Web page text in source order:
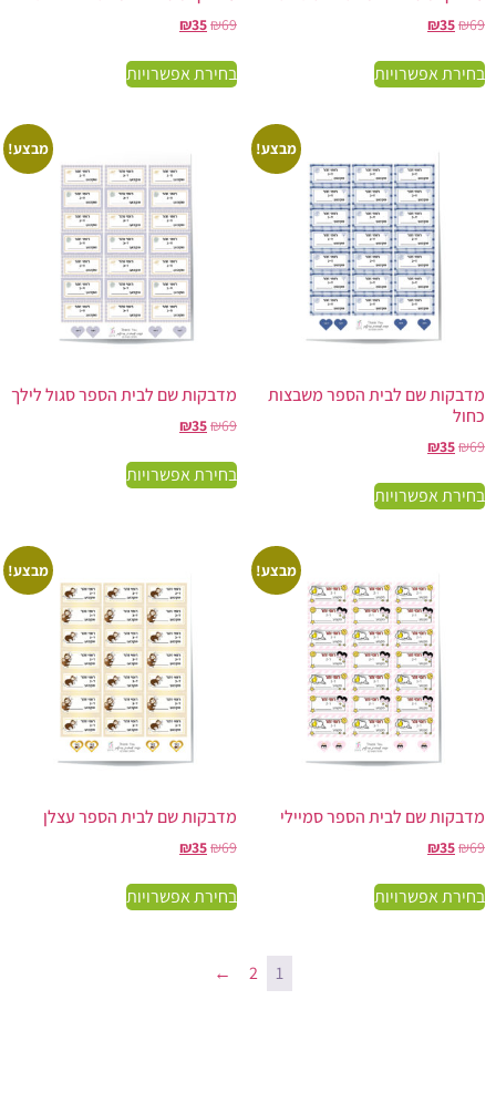
₪69
₪35
בחירת אפשרויות
₪69
₪35
בחירת אפשרויות
מבצע!
מדבקות שם לבית הספר משבצות
כחול
₪69
₪35
בחירת אפשרויות
מבצע!
מדבקות שם לבית הספר סגול לילך
₪69
₪35
בחירת אפשרויות
מבצע!
מדבקות שם לבית הספר סמיילי
₪69
₪35
בחירת אפשרויות
מבצע!
מדבקות שם לבית הספר עצלן
₪69
₪35
בחירת אפשרויות
1
2
←